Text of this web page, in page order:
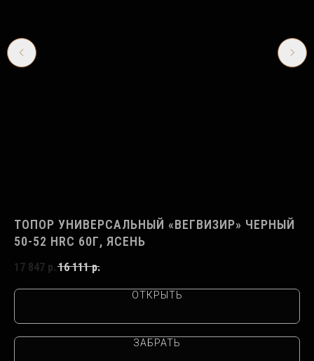
ТОПОР УНИВЕРСАЛЬНЫЙ «ВЕГВИЗИР» ЧЕРНЫЙ
50-52 HRC 60Г, ЯСЕНЬ
17 847 р. 16 111 р.
ОТКРЫТЬ
ЗАБРАТЬ